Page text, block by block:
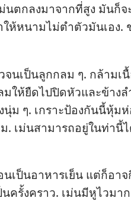
น​ตก​ลง​มา​จาก​ที่​สูง มัน​ก็​จ
ห้​หนาม​ไม่​ตำ​ตัว​มัน​เอง.
น​เป็น​ลูก​กลม ๆ. กล้ามเ
ให้​ยืด​ไป​ปิด​หัว​และ​ข้าง​ล
ม ๆ. เกราะ​ป้องกัน​นี้​หุ้ม​ห่
. เม่น​สามารถ​อยู่​ใน​ท่า​นี้​
เป็น​อาหาร​เย็น แต่​ก็​อา
ครั้ง​คราว. เม่น​มี​หู​ไว​มา